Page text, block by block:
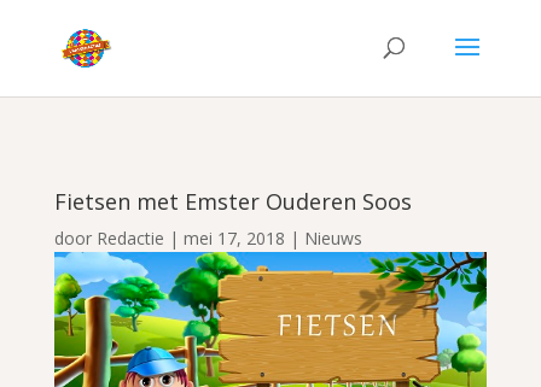
Fietsen met Emster Ouderen Soos
door Redactie | mei 17, 2018 | Nieuws